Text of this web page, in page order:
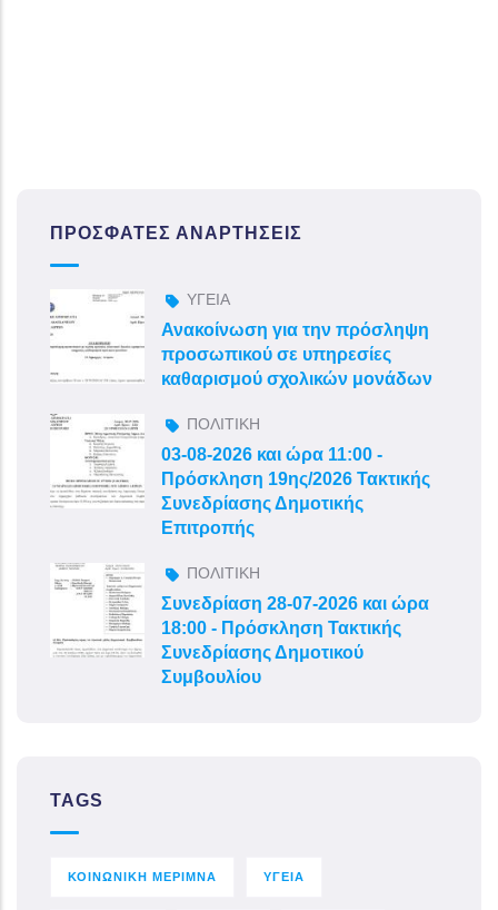
ΠΡΌΣΦΑΤΕΣ ΑΝΑΡΤΉΣΕΙΣ
ΥΓΕΙΑ
Ανακοίνωση για την πρόσληψη
προσωπικού σε υπηρεσίες
καθαρισμού σχολικών μονάδων
ΠΟΛΙΤΙΚΗ
03-08-2026 και ώρα 11:00 -
Πρόσκληση 19ης/2026 Τακτικής
Συνεδρίασης Δημοτικής
Επιτροπής
ΠΟΛΙΤΙΚΗ
Συνεδρίαση 28-07-2026 και ώρα
18:00 - Πρόσκληση Τακτικής
Συνεδρίασης Δημοτικού
Συμβουλίου
TAGS
ΚΟΙΝΩΝΙΚΗ ΜΕΡΙΜΝΑ ΥΓΕΙΑ